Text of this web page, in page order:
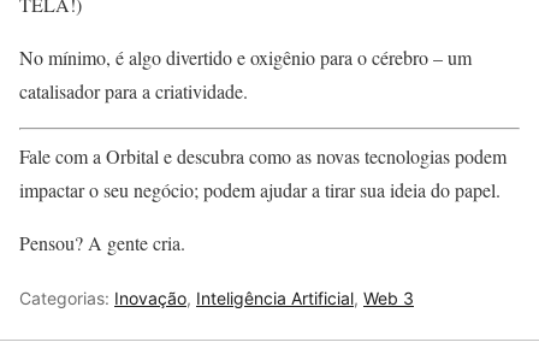
No mínimo, é algo divertido e oxigênio para o cérebro – um
catalisador para a criatividade.
Fale com a Orbital e descubra como as novas tecnologias podem
impactar o seu negócio; podem ajudar a tirar sua ideia do papel.
Pensou? A gente cria.
Categorias: Inovação, Inteligência Artificial, Web 3